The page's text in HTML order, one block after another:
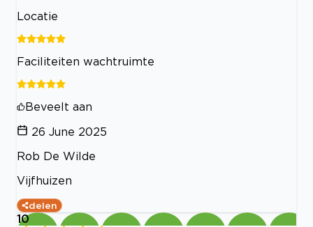
Locatie
Faciliteiten wachtruimte
Beveelt aan
26 June 2025
Rob De Wilde
Vijfhuizen
delen
10